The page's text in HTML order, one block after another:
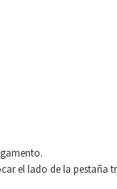
el lado de la pestaña